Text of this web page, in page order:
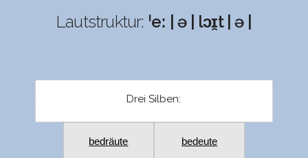
Lautstruktur: ˈeː | ə | lɔɪ̯t | ə |
Drei Silben:
bedräute bedeute